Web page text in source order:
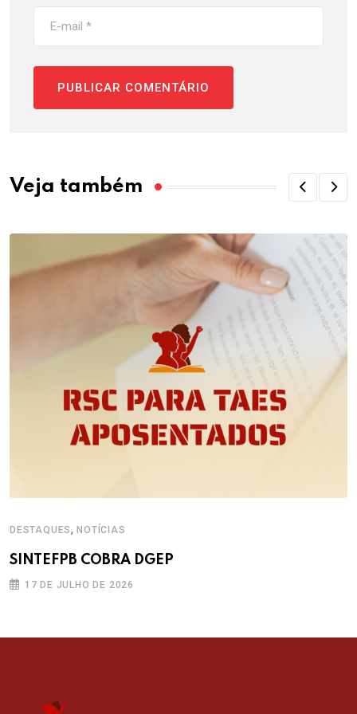
Veja também
DESTAQUES,NOTÍCIAS
SINTEFPB COBRA DGEP
17 DE JULHO DE 2026